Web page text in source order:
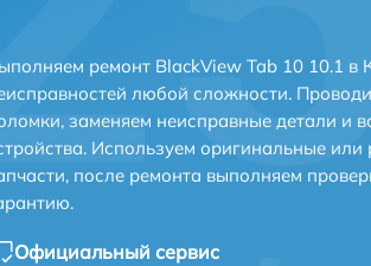
ремонт BlackView Tab 10 10.1 в
любой сложности.
заменяем неисправные детали и
Используем оригинальные
после ремонта выполняем
Официальный сервис